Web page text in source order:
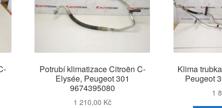
Potrubí klimatizace Citroën C-
Elysée, Peugeot 301
9674395080
1 210,00 Kč
Klima
Peugeot
1